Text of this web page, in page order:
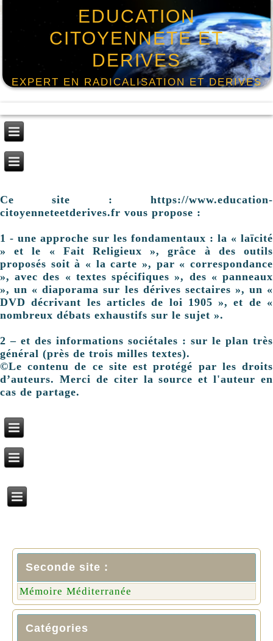
EDUCATION
CITOYENNETE ET
DERIVES
EXPERT EN RADICALISATION ET DERIVES
Ce site : https://www.education-
citoyenneteetderives.fr vous propose :
1 - une approche sur les fondamentaux : la « laïcité
» et le « Fait Religieux », grâce à des outils
proposés soit à « la carte », par « correspondance
», avec des « textes spécifiques », des « panneaux
», un « diaporama sur les dérives sectaires », un «
DVD décrivant les articles de loi 1905 », et de «
nombreux débats exhaustifs sur le sujet ».
2 – et des informations sociétales : sur le plan très
général (près de trois milles textes).
©Le contenu de ce site est protégé par les droits
d’auteurs. Merci de citer la source et l'auteur en
cas de partage.
Seconde site :
Mémoire Méditerranée
Catégories